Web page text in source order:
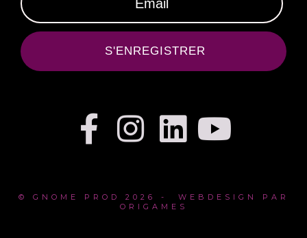
S'ENREGISTRER
© GNOME PROD 2026 - WEBDESIGN PAR
ORIGAMES